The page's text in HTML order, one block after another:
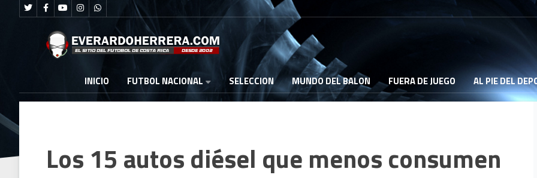
INICIO FUTBOL NACIONAL SELECCION MUNDO DEL BALON FUERA DE JUEGO AL PIE DEL
Los 15 autos diésel que menos consumen